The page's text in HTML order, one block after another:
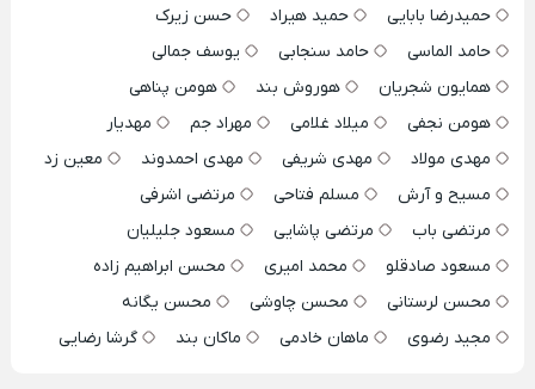
حمیدرضا بابایی
حمید هیراد
حسن زیرک
حامد الماسی
حامد سنجابی
یوسف جمالی
همایون شجریان
هوروش بند
هومن پناهی
هومن نجفی
میلاد غلامی مهراد جم
مهدیار
مهدی مولاد
مهدی شریفی مهدی احمدوند
معین زد
مسیح و آرش
مسلم فتاحی
مرتضی اشرفی
مرتضی باب
مرتضی پاشایی
مسعود جلیلیان
مسعود صادقلو
محمد امیری
محسن ابراهیم زاده
محسن لرستانی
محسن چاوشی
محسن یگانه
مجید رضوی
ماهان خادمی ماکان بند گرشا رضایی